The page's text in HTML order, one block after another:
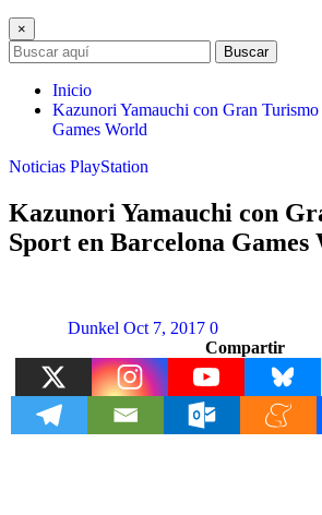
×
Buscar
Inicio
Kazunori Yamauchi con Gran
Games World
Noticias PlayStation
Kazunori Yamauchi con
Sport en Barcelona Games
Dunkel Oct 7, 2017 0
Compartir